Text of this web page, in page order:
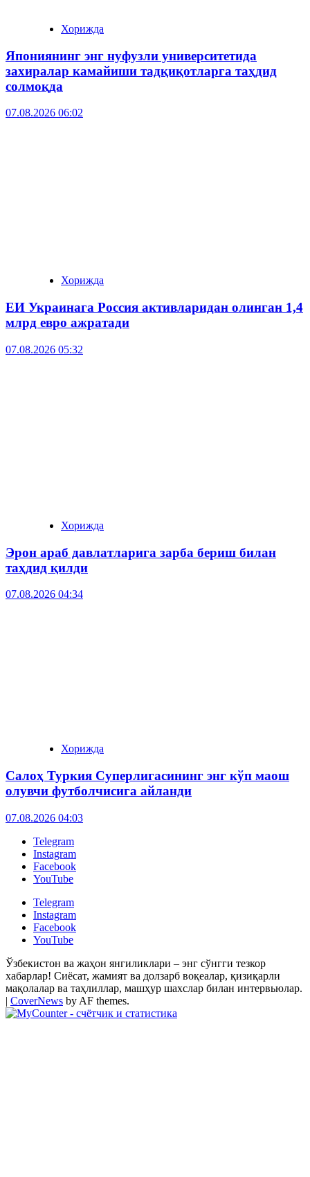
Хорижда
Япониянинг энг нуфузли университетида
захиралар камайиши тадқиқотларга таҳдид
солмоқда
07.08.2026 06:02
Хорижда
ЕИ Украинага Россия активларидан олинган 1,4
млрд евро ажратади
07.08.2026 05:32
Хорижда
Эрон араб давлатларига зарба бериш билан
таҳдид қилди
07.08.2026 04:34
Хорижда
Салоҳ Туркия Суперлигасининг энг кўп маош
олувчи футболчисига айланди
07.08.2026 04:03
Telegram
Instagram
Facebook
YouTube
Telegram
Instagram
Facebook
YouTube
Ўзбекистон ва жаҳон янгиликлари – энг сўнгги тезкор
хабарлар! Сиёсат, жамият ва долзарб воқеалар, қизиқарли
мақолалар ва таҳлиллар, машҳур шахслар билан интервьюлар.
| CoverNews by AF themes.